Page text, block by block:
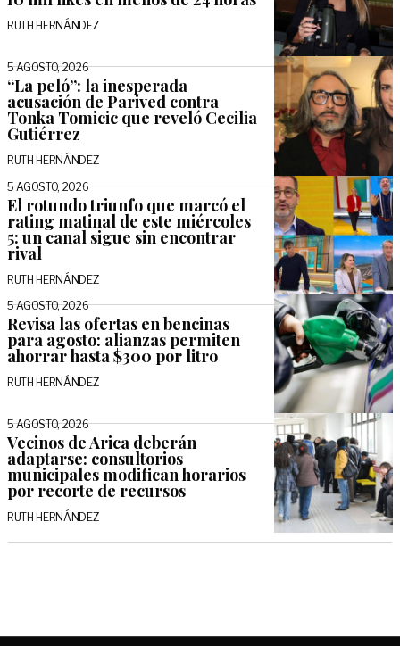
RUTH HERNÁNDEZ
5 AGOSTO, 2026
“La peló”: la inesperada
acusación de Parived contra
Tonka Tomicic que reveló Cecilia
Gutiérrez
RUTH HERNÁNDEZ
5 AGOSTO, 2026
El rotundo triunfo que marcó el
rating matinal de este miércoles
5: un canal sigue sin encontrar
rival
RUTH HERNÁNDEZ
5 AGOSTO, 2026
Revisa las ofertas en bencinas
para agosto: alianzas permiten
ahorrar hasta $300 por litro
RUTH HERNÁNDEZ
5 AGOSTO, 2026
Vecinos de Arica deberán
adaptarse: consultorios
municipales modifican horarios
por recorte de recursos
RUTH HERNÁNDEZ